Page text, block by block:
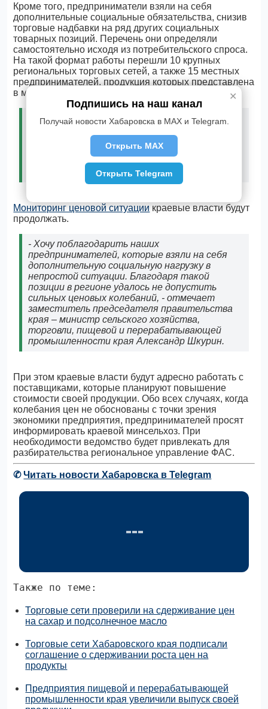
Кроме того, предприниматели взяли на себя
дополнительные социальные обязательства, снизив
торговые надбавки на ряд других социальных
товарных позиций. Перечень они определяли
самостоятельно исходя из потребительского спроса.
На такой формат работы перешли 10 крупных
региональных торговых сетей, а также 15 местных
предпринимателей, продукция которых представлена
в мелкорозничных магазинах.
- В среднем торговые надбавки мы снизили на
5 – 15%. Например, на подсолнечное масло
наценка была 22%, теперь – 5%. На гречку – с
12% до 2%. На сахар-песок - с 12% до 5%, -
отмечает заместитель коммерческого
директора одной из торговых сетей края.
Мониторинг ценовой ситуации краевые власти будут
продолжать.
- Хочу поблагодарить наших
предпринимателей, которые взяли на себя
дополнительную социальную нагрузку в
непростой ситуации. Благодаря такой
позиции в регионе удалось не допустить
сильных ценовых колебаний, - отмечает
заместитель председателя правительства
края – министр сельского хозяйства,
торговли, пищевой и перерабатывающей
промышленности края Александр Шкурин.
При этом краевые власти будут адресно работать с
поставщиками, которые планируют повышение
стоимости своей продукции. Обо всех случаях, когда
колебания цен не обоснованы с точки зрения
экономики предприятия, предпринимателей просят
информировать краевой минсельхоз. При
необходимости ведомство будет привлекать для
разбирательства региональное управление ФАС.
✆Читать новости Хабаровска в Telegram
Также по теме:
Торговые сети проверили на сдерживание цен
на сахар и подсолнечное масло
Торговые сети Хабаровского края подписали
соглашение о сдерживании роста цен на
продукты
Предприятия пищевой и перерабатывающей
промышленности края увеличили выпуск своей
✕
Подпишись на наш канал
Получай новости Хабаровска в MAX и Telegram.
Открыть MAX
Открыть Telegram